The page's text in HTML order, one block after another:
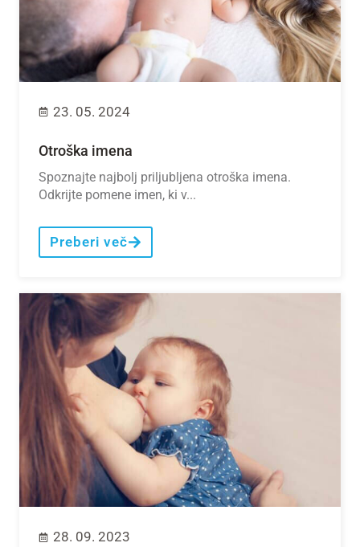
23. 05. 2024
Otroška imena
Spoznajte najbolj priljubljena otroška imena.
Odkrijte pomene imen, ki v...
Preberi več
28. 09. 2023